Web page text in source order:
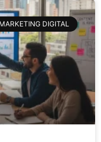
MARKETING DIGITAL